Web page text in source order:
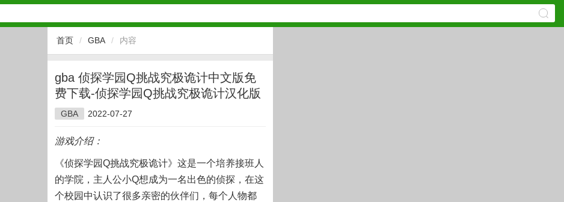
首页 / GBA / 内容
gba 侦探学园Q挑战究极诡计中文版免
费下载-侦探学园Q挑战究极诡计汉化版
GBA 2022-07-27
游戏介绍：
《侦探学园Q挑战究极诡计》这是一个培养接班人
的学院，主人公小Q想成为一名出色的侦探，在这
个校园中认识了很多亲密的伙伴们，每个人物都